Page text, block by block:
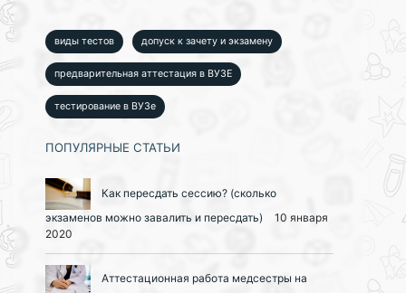
виды тестов допуск к зачету и экзамену
предварительная аттестация в ВУЗЕ
тестирование в ВУЗе
ПОПУЛЯРНЫЕ СТАТЬИ
Как пересдать сессию? (сколько
экзаменов можно завалить и пересдать)
10 января
2020
Аттестационная работа медсестры на